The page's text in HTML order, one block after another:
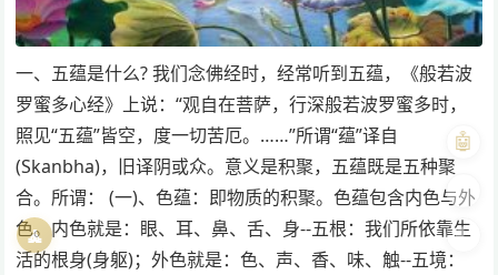
一、五蕴是什么? 我们念佛经时，经常听到五蕴，《般若波
罗蜜多心经》上说：“观自在菩萨，行深般若波罗蜜多时，
照见“五蕴”皆空，度一切苦厄。……”所谓“蕴”译自
(Skanbha)，旧译阴或众。意义是积聚，五蕴既是五种聚
合。所谓： (一)、色蕴：即物质的积聚。色蕴包含内色与外
色。内色就是：眼、耳、鼻、舌、身--五根：我们所依靠生
活的根身(身躯)；外色就是：色、声、香、味、触--五境：
🌓
🧘
🤖
🎨